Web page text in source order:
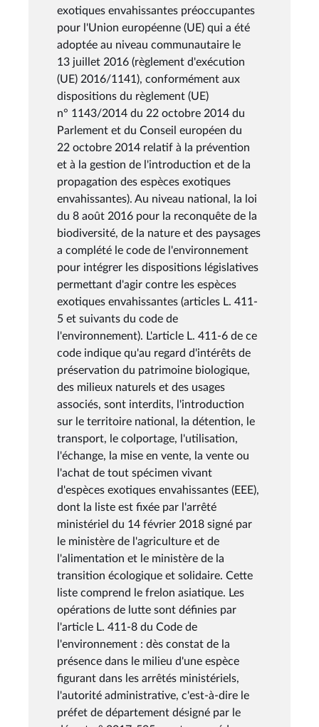
exotiques envahissantes préoccupantes
pour l'Union européenne (UE) qui a été
adoptée au niveau communautaire le
13 juillet 2016 (règlement d'exécution
(UE) 2016/1141), conformément aux
dispositions du règlement (UE)
n° 1143/2014 du 22 octobre 2014 du
Parlement et du Conseil européen du
22 octobre 2014 relatif à la prévention
et à la gestion de l'introduction et de la
propagation des espèces exotiques
envahissantes). Au niveau national, la loi
du 8 août 2016 pour la reconquête de la
biodiversité, de la nature et des paysages
a complété le code de l'environnement
pour intégrer les dispositions législatives
permettant d'agir contre les espèces
exotiques envahissantes (articles L. 411-
5 et suivants du code de
l'environnement). L'article L. 411-6 de ce
code indique qu'au regard d'intérêts de
préservation du patrimoine biologique,
des milieux naturels et des usages
associés, sont interdits, l'introduction
sur le territoire national, la détention, le
transport, le colportage, l'utilisation,
l'échange, la mise en vente, la vente ou
l'achat de tout spécimen vivant
d'espèces exotiques envahissantes (EEE),
dont la liste est fixée par l'arrêté
ministériel du 14 février 2018 signé par
le ministère de l'agriculture et de
l'alimentation et le ministère de la
transition écologique et solidaire. Cette
liste comprend le frelon asiatique. Les
opérations de lutte sont définies par
l'article L. 411-8 du Code de
l'environnement : dès constat de la
présence dans le milieu d'une espèce
figurant dans les arrêtés ministériels,
l'autorité administrative, c'est-à-dire le
préfet de département désigné par le